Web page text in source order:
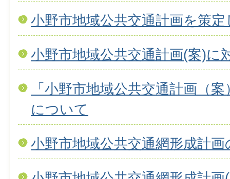
小野市地域公共交通計画を策
小野市地域公共交通計画(案)に
「小野市地域公共交通計画（
について
小野市地域公共交通網形成計画